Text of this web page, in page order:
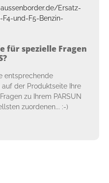
Ersatz-
F4-und-F5-Benzin-
für spezielle Fragen
entsprechende
der Produktseite Ihre
zu Ihrem PARSUN
zuordenen... :-)